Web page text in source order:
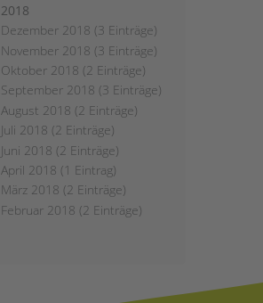
2018
Dezember 2018 (3 Einträge)
November 2018 (3 Einträge)
Oktober 2018 (2 Einträge)
September 2018 (3 Einträge)
August 2018 (2 Einträge)
Juli 2018 (2 Einträge)
Juni 2018 (2 Einträge)
April 2018 (1 Eintrag)
März 2018 (2 Einträge)
Februar 2018 (2 Einträge)